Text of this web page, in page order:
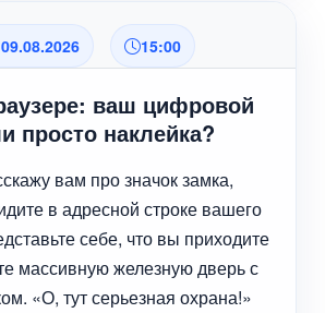
15:00
ваш цифровой
просто наклейка?
вам про значок замка,
в адресной строке вашего
себе, что вы приходите
массивную железную дверь с
«О, тут серьезная охрана!»